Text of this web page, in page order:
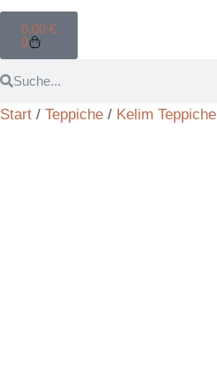
0,00 €
0
Start / Teppiche / Kelim Teppiche